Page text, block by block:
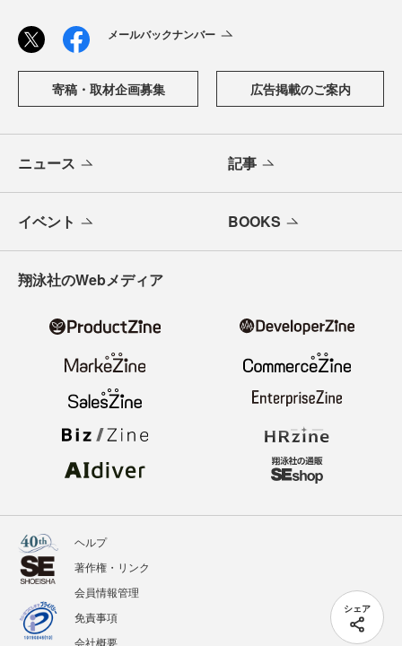
シェア
メールバックナンバー
寄稿・取材企画募集 広告掲載のご案内
ニュース 記事
イベント BOOKS
翔泳社のWebメディア
ヘルプ
著作権・リンク
会員情報管理
免責事項
会社概要